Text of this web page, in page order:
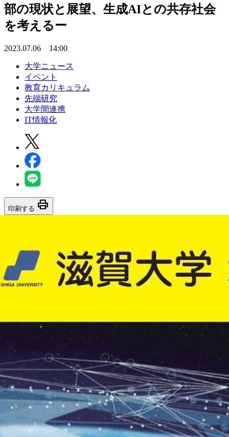
部の現状と展望、生成AIとの共存社会
を考えるー
2023.07.06 14:00
大学ニュース
イベント
教育カリキュラム
先端研究
大学間連携
IT情報化
印刷する print